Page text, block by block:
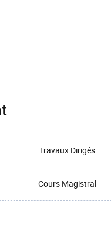
Travaux Dirigés
Cours Magistral